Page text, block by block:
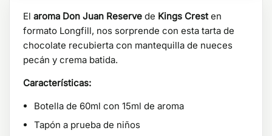
El aroma Don Juan Reserve de Kings Cresten
formato Longfill, nos sorprende con esta tarta de
chocolate recubierta con mantequilla de nueces
pecán y crema batida.
Características:
Botella de 60ml con 15ml de aroma
Tapón a prueba de niños